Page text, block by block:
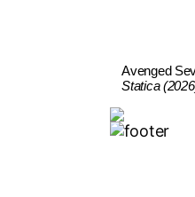
Avenged
Statica